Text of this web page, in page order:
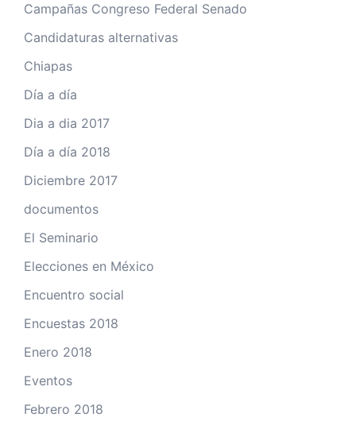
Campañas Congreso Federal Senado
Candidaturas alternativas
Chiapas
Día a día
Dia a dia 2017
Día a día 2018
Diciembre 2017
documentos
El Seminario
Elecciones en México
Encuentro social
Encuestas 2018
Enero 2018
Eventos
Febrero 2018